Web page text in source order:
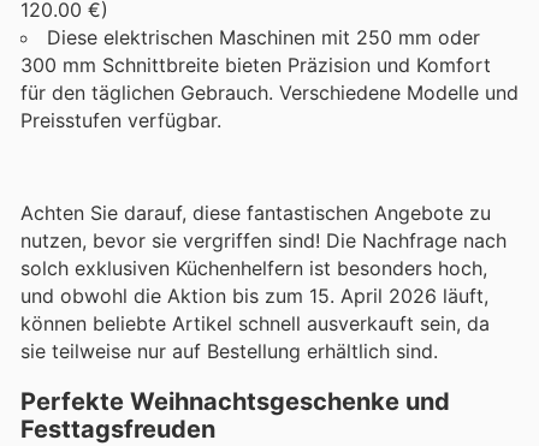
120.00 €)
Diese elektrischen Maschinen mit 250 mm oder
300 mm Schnittbreite bieten Präzision und Komfort
für den täglichen Gebrauch. Verschiedene Modelle und
Preisstufen verfügbar.
Achten Sie darauf, diese fantastischen Angebote zu
nutzen, bevor sie vergriffen sind! Die Nachfrage nach
solch exklusiven Küchenhelfern ist besonders hoch,
und obwohl die Aktion bis zum 15. April 2026 läuft,
können beliebte Artikel schnell ausverkauft sein, da
sie teilweise nur auf Bestellung erhältlich sind.
Perfekte Weihnachtsgeschenke und
Festtagsfreuden